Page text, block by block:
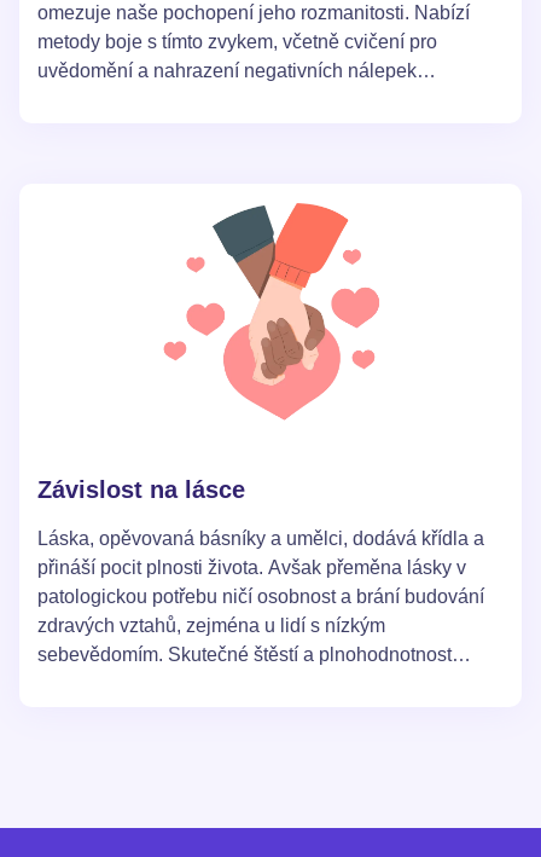
omezuje naše pochopení jeho rozmanitosti. Nabízí
metody boje s tímto zvykem, včetně cvičení pro
uvědomění a nahrazení negativních nálepek
Závislost na lásce
Láska, opěvovaná básníky a umělci, dodává křídla a
přináší pocit plnosti života. Avšak přeměna lásky v
patologickou potřebu ničí osobnost a brání budování
zdravých vztahů, zejména u lidí s nízkým
sebevědomím. Skutečné štěstí a plnohodnotnost